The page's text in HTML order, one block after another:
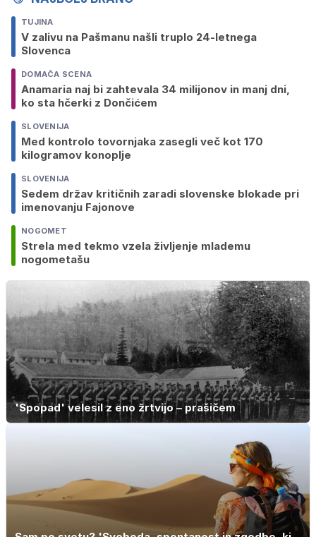
TUJINA
V zalivu na Pašmanu našli truplo 24-letnega
Slovenca
DOMAČA SCENA
Anamaria naj bi zahtevala 34 milijonov in manj dni,
ko sta hčerki z Dončićem
SLOVENIJA
Med kontrolo tovornjaka zasegli več kot 170
kilogramov konoplje
SLOVENIJA
Sedem držav kritičnih zaradi slovenske blokade pri
imenovanju Fajonove
NOGOMET
Strela med tekmo vzela življenje mlademu
nogometašu
'Spopad' velesil z eno žrtvijo – prašičem